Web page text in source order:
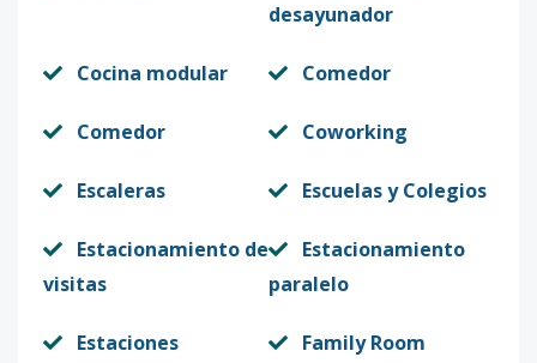
desayunador
Cocina modular Comedor
Comedor Coworking
Escaleras Escuelas y Colegios
Estacionamiento de
visitas
Estacionamiento
paralelo
Estaciones
Family Room